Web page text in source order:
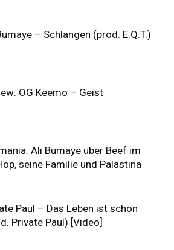
– Schlangen (prod. E.Q.T.)
OG Keemo – Geist
Ali Bumaye über Beef im
seine Familie und Palästina
Paul – Das Leben ist schön
Private Paul) [Video]